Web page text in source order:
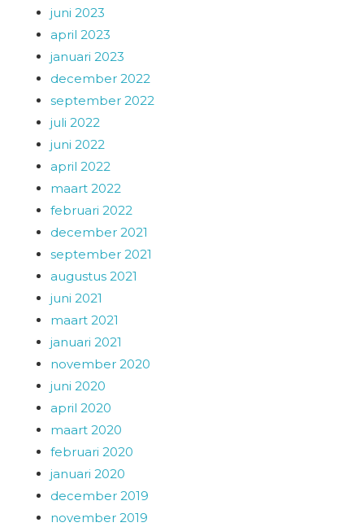
juni 2023
april 2023
januari 2023
december 2022
september 2022
juli 2022
juni 2022
april 2022
maart 2022
februari 2022
december 2021
september 2021
augustus 2021
juni 2021
maart 2021
januari 2021
november 2020
juni 2020
april 2020
maart 2020
februari 2020
januari 2020
december 2019
november 2019